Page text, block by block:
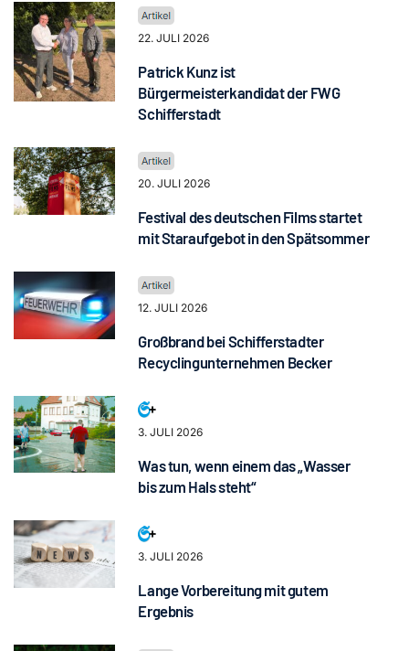
22. JULI 2026
Patrick Kunz ist
Bürgermeisterkandidat der FWG
Schifferstadt
20. JULI 2026
Festival des deutschen Films startet
mit Staraufgebot in den Spätsommer
12. JULI 2026
Großbrand bei Schifferstadter
Recyclingunternehmen Becker
3. JULI 2026
Was tun, wenn einem das „Wasser
bis zum Hals steht“
3. JULI 2026
Lange Vorbereitung mit gutem
Ergebnis